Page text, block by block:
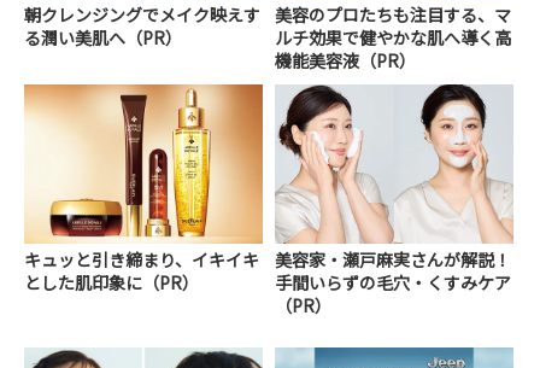
朝クレンジングでメイク映えす
る潤い美肌へ（PR）
美容のプロたちも注目する、マ
ルチ効果で健やかな肌へ導く高
機能美容液（PR）
キュッと引き締まり、イキイキ
とした肌印象に（PR）
美容家・瀬戸麻実さんが解説！
手間いらずの毛穴・くすみケア
（PR）